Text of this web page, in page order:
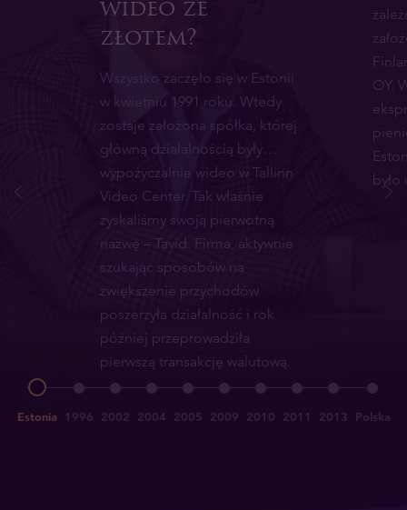
wideo ze
złotem?
Wszystko zaczęło się w Estonii
w kwietniu 1991 roku. Wtedy
zostaje założona spółka, której
główną działalnością były…
wypożyczalnie wideo w Tallinn
Video Center. Tak właśnie
zyskaliśmy swoją pierwotną
nazwę – Tavid. Firma, aktywnie
szukając sposobów na
zwiększenie przychodów
poszerzyła działalność i rok
później przeprowadziła
pierwszą transakcję walutową.
OY.
Estonia 1996 2002 2004 2005 2009 2010 2011 2013 Polska